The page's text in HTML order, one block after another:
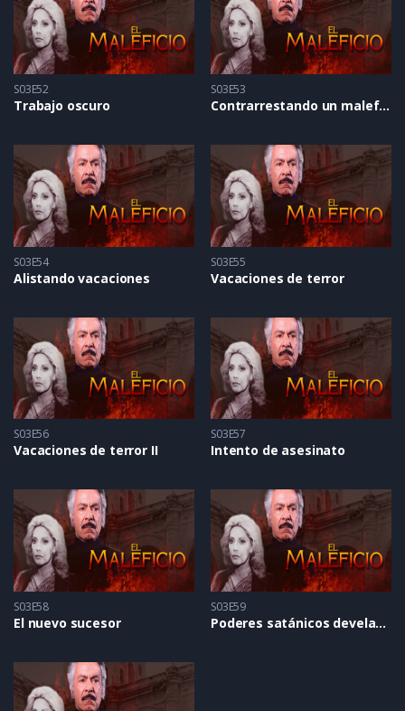
S03E52
Trabajo oscuro
S03E53
Contrarrestando un maleficio
S03E54
Alistando vacaciones
S03E55
Vacaciones de terror
S03E56
Vacaciones de terror II
S03E57
Intento de asesinato
S03E58
El nuevo sucesor
S03E59
Poderes satánicos develados